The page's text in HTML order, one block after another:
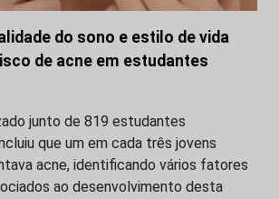
do sono e estilo de vida
de acne em estudantes
junto de 819 estudantes
que um em cada três jovens
acne, identificando vários fatores
ao desenvolvimento desta